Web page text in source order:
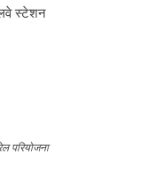
स्टेशन
परियोजना